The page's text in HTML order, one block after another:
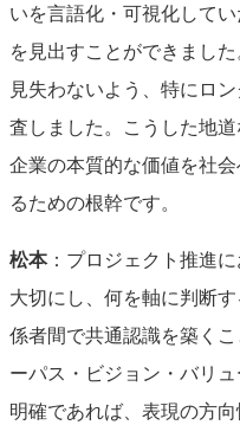
いを言語化・可視化して
を見出すことができまし
見失わないよう、特にロ
査しました。こうした地
企業の本質的な価値を社
るための根幹です。
松本：プロジェクト推進
大切にし、何を軸に判断
係者間で共通認識を築く
ーパス・ビジョン・バリ
明確であれば、表現の方